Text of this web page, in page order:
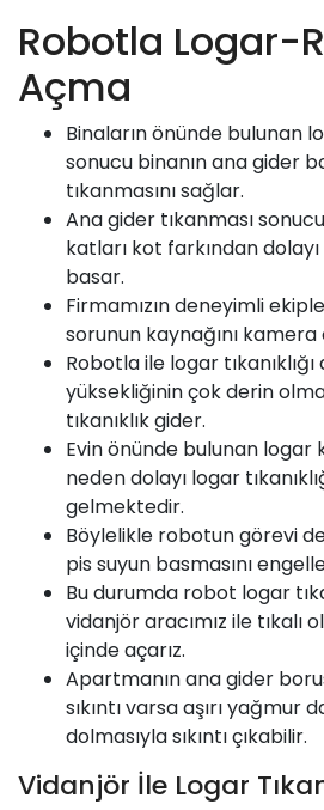
Robotla Logar-
Açma
Binaların önünde bulunan
sonucu binanın ana gider
tıkanmasını sağlar.
Ana gider tıkanması
katları kot farkından
basar.
Firmamızın deneyimli
sorunun kaynağını
Robotla ile logar
yüksekliğinin çok derin
tıkanıklık gider.
Evin önünde bulunan logar
neden dolayı logar
gelmektedir.
Böylelikle robotun görevi de
pis suyun basmasını
Bu durumda robot logar
vidanjör aracımız ile tıkalı
içinde açarız.
Apartmanın ana gider
sıkıntı varsa aşırı yağmur
dolmasıyla sıkıntı çıkabilir.
Vidanjör İle Logar